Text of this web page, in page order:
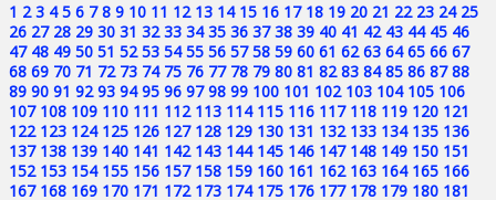
1 2 3 4 5 6 7 8 9 10 11 12 13 14 15 16 17 18 19 20 21 22 23 24 25
26 27 28 29 30 31 32 33 34 35 36 37 38 39 40 41 42 43 44 45 46
47 48 49 50 51 52 53 54 55 56 57 58 59 60 61 62 63 64 65 66 67
68 69 70 71 72 73 74 75 76 77 78 79 80 81 82 83 84 85 86 87 88
89 90 91 92 93 94 95 96 97 98 99 100 101 102 103 104 105 106
107 108 109 110 111 112 113 114 115 116 117 118 119 120 121
122 123 124 125 126 127 128 129 130 131 132 133 134 135 136
137 138 139 140 141 142 143 144 145 146 147 148 149 150 151
152 153 154 155 156 157 158 159 160 161 162 163 164 165 166
167 168 169 170 171 172 173 174 175 176 177 178 179 180 181